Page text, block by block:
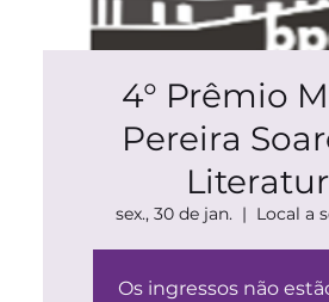
4° Prêmio
Pereira
sex., 30 de jan.
  |
Local a
Os ingressos não